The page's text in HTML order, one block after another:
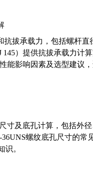
抗拔承载力，包括螺杆
145）提供抗拔承载力计
能影响因素及选型建议
寸及底孔计算，包括外
螺纹底孔尺寸的
识。